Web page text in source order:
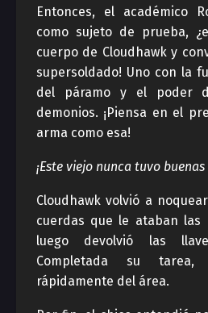
Entonces, el académico
como sujeto de prueba,
cuerpo de Cloudhawk y
supersoldado! Uno con la
del páramo y el poder
demonios. ¡Piensa en el
arma como esa!
¡Este viejo nunca tuvo
Cloudhawk volvió a
cuerdas que le ataban las
luego devolvió las
Completada su tarea,
rápidamente del área.